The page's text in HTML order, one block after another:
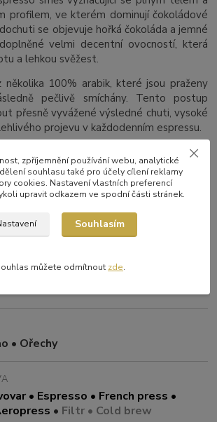
profilem, ve kterém dominují čokoládové
se objevuje hořká čokoláda a jemné
velmi decentní ovocností, která
a lehkou svěžest.
několika 100% arabik, které jsou praženy
pečlivě smíchány. Tento postup
přesně vyvážené výsledné chuti, vysoké
projevu v každodenním espressu.
• Ořechy
• Espresso • French press •
• Filtr • Cold brew
zpříjemnění používání webu, analytické
souhlasu také pro účely cílení reklamy
cookies. Nastavení vlastních preferencí
upravit odkazem ve spodní části stránek.
Souhlasím
můžete odmítnout zde.